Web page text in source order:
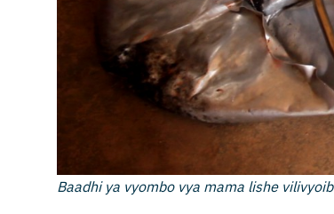
Baadhi ya vyombo vya mama lishe